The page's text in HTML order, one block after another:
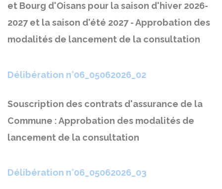
et Bourg d'Oisans pour la saison d'hiver 2026-
2027 et la saison d'été 2027 - Approbation des
modalités de lancement de la consultation
Délibération n°06_05062026_02
Souscription des contrats d'assurance de la
Commune : Approbation des modalités de
lancement de la consultation
Délibération n°06_05062026_03